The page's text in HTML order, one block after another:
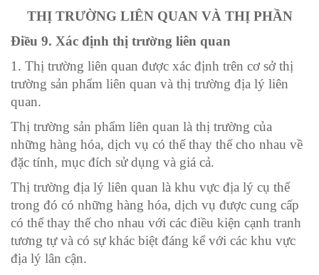
THỊ TRƯỜNG LIÊN QUAN VÀ THỊ PHẦN
Điều 9. Xác định thị trường liên quan
1. Thị trường liên quan được xác định trên cơ sở thị
trường sản phẩm liên quan và thị trường địa lý liên
quan.
Thị trường sản phẩm liên quan là thị trường của
những hàng hóa, dịch vụ có thể thay thế cho nhau về
đặc tính, mục đích sử dụng và giá cả.
Thị trường địa lý liên quan là khu vực địa lý cụ thể
trong đó có những hàng hóa, dịch vụ được cung cấp
có thể thay thế cho nhau với các điều kiện cạnh tranh
tương tự và có sự khác biệt đáng kể với các khu vực
địa lý lân cận.